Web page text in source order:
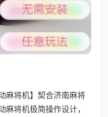
麻将机】契合济南麻将
将机极简操作设计，